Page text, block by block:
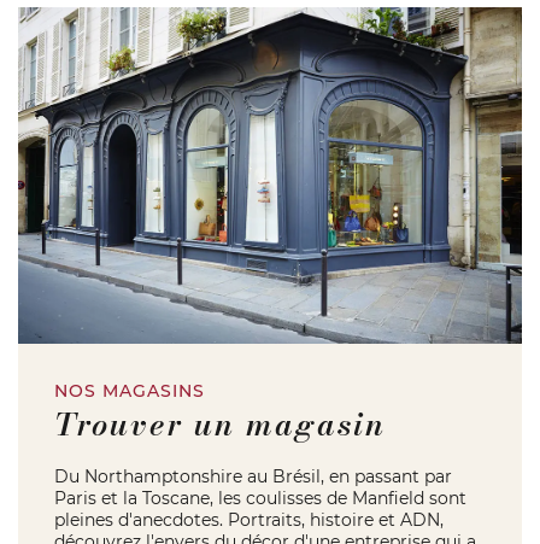
NOS MAGASINS
Trouver un magasin
Du Northamptonshire au Brésil, en passant par
Paris et la Toscane, les coulisses de Manfield sont
pleines d'anecdotes. Portraits, histoire et ADN,